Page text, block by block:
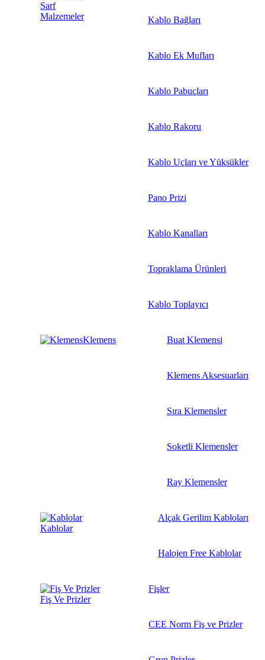
Sarf
Malzemeler
Kablo Bağları
Kablo Ek Mufları
Kablo Pabuçları
Kablo Rakoru
Kablo Uçları ve Yüksükler
Pano Prizi
Kablo Kanalları
Topraklama Ürünleri
Kablo Toplayıcı
Klemens Buat Klemensi
Klemens Aksesuarları
Sıra Klemensler
Soketli Klemensler
Ray Klemensler
Kablolar
Alçak Gerilim Kabloları
Halojen Free Kablolar
Fiş Ve Prizler
Fişler
CEE Norm Fiş ve Prizler